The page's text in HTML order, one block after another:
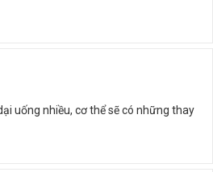
uống nhiều, cơ thể sẽ có những thay